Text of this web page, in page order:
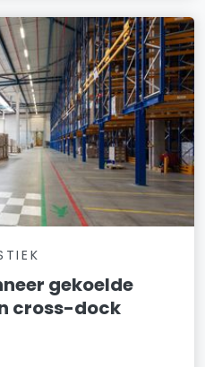
gekoelde
cross-dock